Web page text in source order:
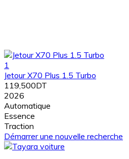
1
Jetour X70 Plus 1.5 Turbo
119,500DT
2026
Automatique
Essence
Traction
Démarrer une nouvelle recherche